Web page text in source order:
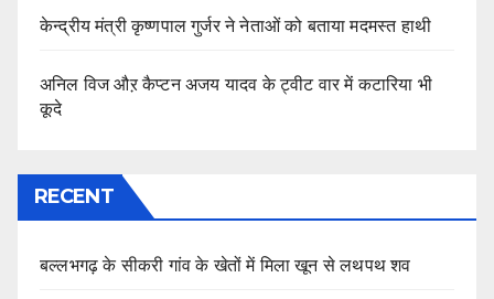
केन्द्रीय मंत्री कृष्णपाल गुर्जर ने नेताओं को बताया मदमस्त हाथी
अनिल विज औऱ कैप्टन अजय यादव के ट्वीट वार में कटारिया भी
कूदे
RECENT
बल्लभगढ़ के सीकरी गांव के खेतों में मिला खून से लथपथ शव